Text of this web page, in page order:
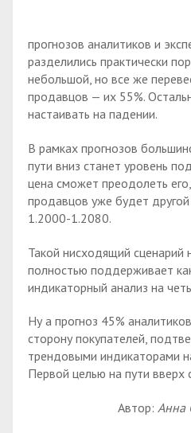
прогнозов аналитиков и
разделились практически
небольшой, но все же
продавцов — их 55%.
настаивать на падении.
В рамках прогнозов
пути вниз станет уровень
цена сможет преодолеть
продавцов уже будет
1.2000-1.2080.
Такой нисходящий
полностью поддерживает
индикаторный анализ на
Ну а прогноз 45%
сторону покупателей,
трендовыми индикаторами
Первой целью на пути вверх
Автор: Анна